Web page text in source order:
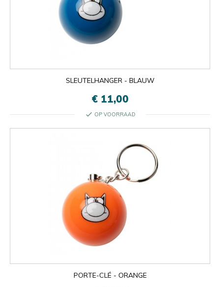
SLEUTELHANGER - BLAUW
€ 11,00
check OP VOORRAAD
PORTE-CLÉ - ORANGE